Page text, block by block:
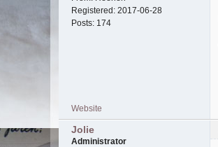
Registered: 2017-06-28
Posts: 174
Website
Jolie
Administrator